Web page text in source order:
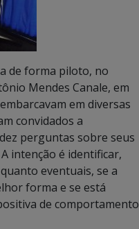
de forma piloto, no
Mendes Canale, em
em diversas
convidados a
perguntas sobre seus
intenção é identificar,
eventuais, se a
forma e se está
de comportamento